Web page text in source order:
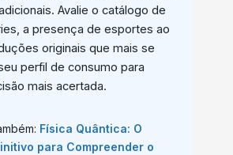
Avalie o catálogo de
a presença de esportes ao
originais que mais se
perfil de consumo para
mais acertada.
Física Quântica: O
para Compreender o